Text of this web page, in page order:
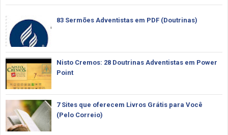
83 Sermões Adventistas em PDF (Doutrinas)
Nisto Cremos: 28 Doutrinas Adventistas em Power
Point
7 Sites que oferecem Livros Grátis para Você
(Pelo Correio)